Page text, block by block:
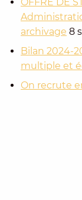
archivage 8
Bilan 2024-
multiple et
On recrute